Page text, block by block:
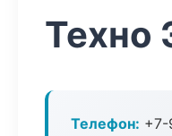
Техно
Телефон: +7-